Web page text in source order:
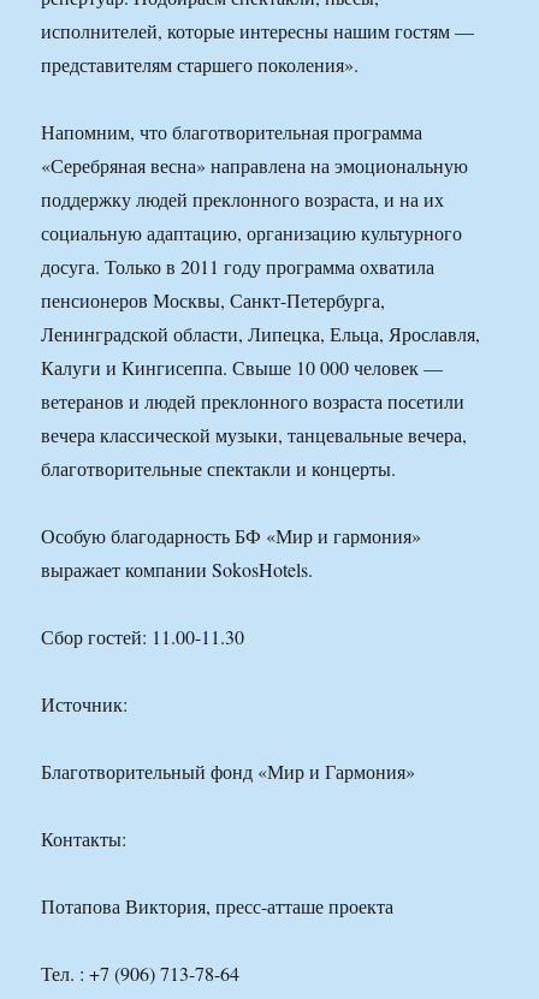
исполнителей, которые интересны нашим гостям —
представителям старшего поколения».
Напомним, что благотворительная программа
«Серебряная весна» направлена на эмоциональную
поддержку людей преклонного возраста, и на их
социальную адаптацию, организацию культурного
досуга. Только в 2011 году программа охватила
пенсионеров Москвы, Санкт-Петербурга,
Ленинградской области, Липецка, Ельца, Ярославля,
Калуги и Кингисеппа. Свыше 10 000 человек —
ветеранов и людей преклонного возраста посетили
вечера классической музыки, танцевальные вечера,
благотворительные спектакли и концерты.
Особую благодарность БФ «Мир и гармония»
выражает компании SokosHotels.
Сбор гостей: 11.00-11.30
Источник:
Благотворительный фонд «Мир и Гармония»
Контакты:
Потапова Виктория, пресс-атташе проекта
Тел. : +7 (906) 713-78-64